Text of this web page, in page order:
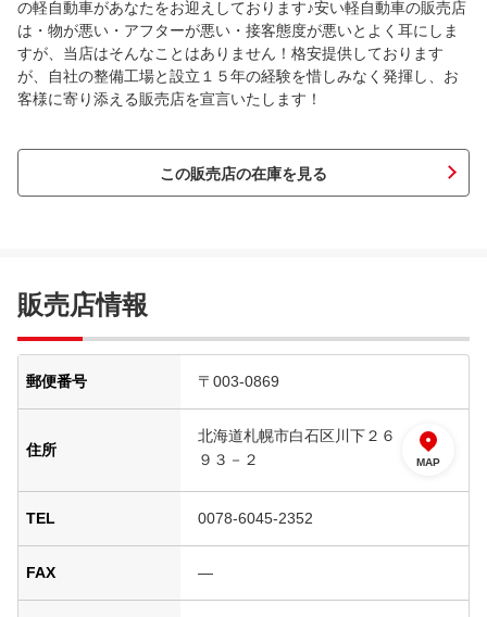
の軽自動車があなたをお迎えしております♪安い軽自動車の販売店
は・物が悪い・アフターが悪い・接客態度が悪いとよく耳にしま
すが、当店はそんなことはありません！格安提供しております
が、自社の整備工場と設立１５年の経験を惜しみなく発揮し、お
客様に寄り添える販売店を宣言いたします！
この販売店の在庫を見る
販売店情報
郵便番号 〒003-0869
住所
北海道札幌市白石区川下２６
９３－２
MAP
TEL 0078-6045-2352
FAX ―